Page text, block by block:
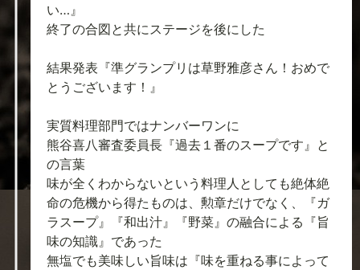
い…』
終了の合図と共にステージを後にした
結果発表『準グランプリは草野雅彦さん！おめで
とうございます！』
実質料理部門ではナンバーワンに
熊谷喜八審査委員長『過去１番のスープです』と
の言葉
味が全くわからないという料理人としても絶体絶
命の危機から得たものは、勲章だけでなく、『ガ
ラスープ』『和出汁』『野菜』の融合による『旨
味の知識』であった
無塩でも美味しい旨味は『味を重ねる事によって